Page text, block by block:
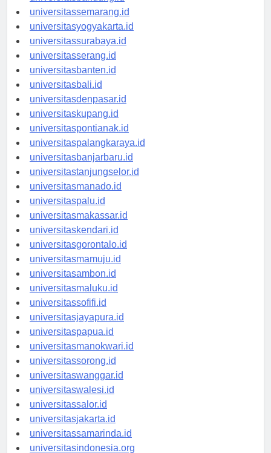
universitasbandung.id
universitassemarang.id
universitasyogyakarta.id
universitassurabaya.id
universitasserang.id
universitasbanten.id
universitasbali.id
universitasdenpasar.id
universitaskupang.id
universitaspontianak.id
universitaspalangkaraya.id
universitasbanjarbaru.id
universitastanjungselor.id
universitasmanado.id
universitaspalu.id
universitasmakassar.id
universitaskendari.id
universitasgorontalo.id
universitasmamuju.id
universitasambon.id
universitasmaluku.id
universitassofifi.id
universitasjayapura.id
universitaspapua.id
universitasmanokwari.id
universitassorong.id
universitaswanggar.id
universitaswalesi.id
universitassalor.id
universitasjakarta.id
universitassamarinda.id